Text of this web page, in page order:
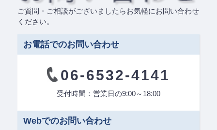
ご質問・ご相談がございましたらお気軽にお問い合わせ
ください。
お電話でのお問い合わせ
06-6532-4141
受付時間：営業日の9:00～18:00
Webでのお問い合わせ